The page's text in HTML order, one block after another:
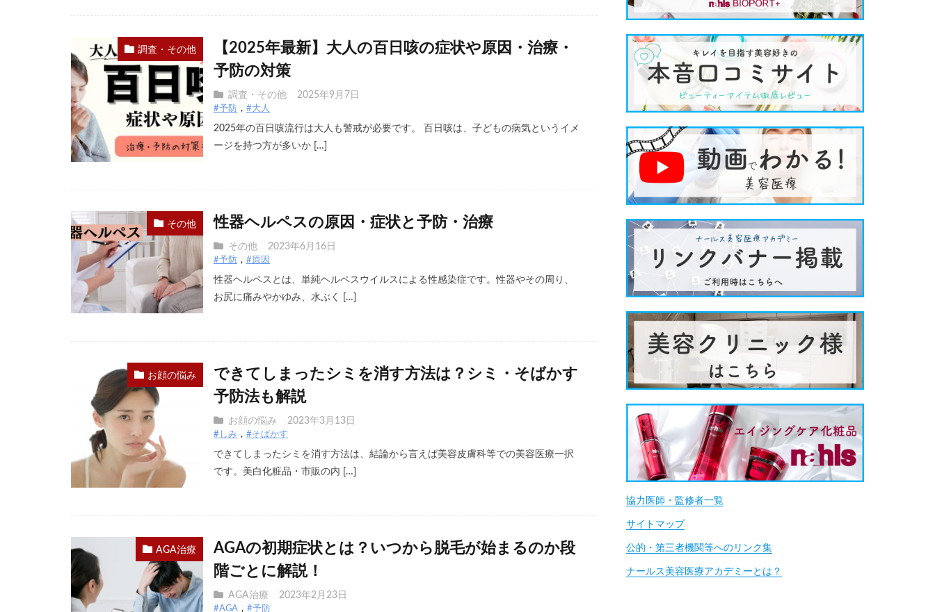
調査・その他
【2025年最新】大人の百日咳の症状や原因・治療・
予防の対策
調査・その他 2025年9月7日
#予防 #大人
2025年の百日咳流行は大人も警戒が必要です。 百日咳は、子どもの病気というイメ
ージを持つ方が多いか […]
その他 性器ヘルペスの原因・症状と予防・治療
その他 2023年6月16日
#予防 #原因
性器ヘルペスとは、単純ヘルペスウイルスによる性感染症です。性器やその周り、
お尻に痛みやかゆみ、⽔ぶく […]
お顔の悩み
できてしまったシミを消す方法は？シミ・そばかす
予防法も解説
お顔の悩み 2023年3月13日
#しみ #そばかす
できてしまったシミを消す方法は、結論から言えば美容皮膚科等での美容医療一択
です。美白化粧品・市販の内 […]
AGA治療
AGAの初期症状とは？いつから脱毛が始まるのか段
階ごとに解説！
AGA治療 2023年2月23日
#AGA #予防
協力医師・監修者一覧
サイトマップ
公的・第三者機関等へのリンク集
ナールス美容医療アカデミーとは？